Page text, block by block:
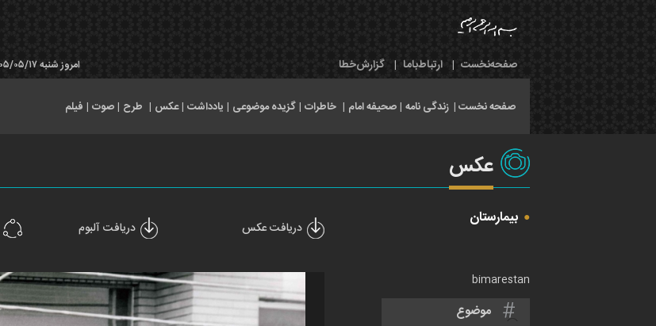
صفحه‌نخست | ارتباط‌با‌ما | گزارش‌خطا امروز شنبه ۱۴۰۵/۰۵/۱۷
صفحه نخست | زندگی نامه |صحیفه امام | خاطرات |گزیده موضوعی | یادداشت |عکس | طرح |صوت | فیلم
عکس
بیمارستان
bimarestan
موضوع
دریافت عکس دریافت آلبوم